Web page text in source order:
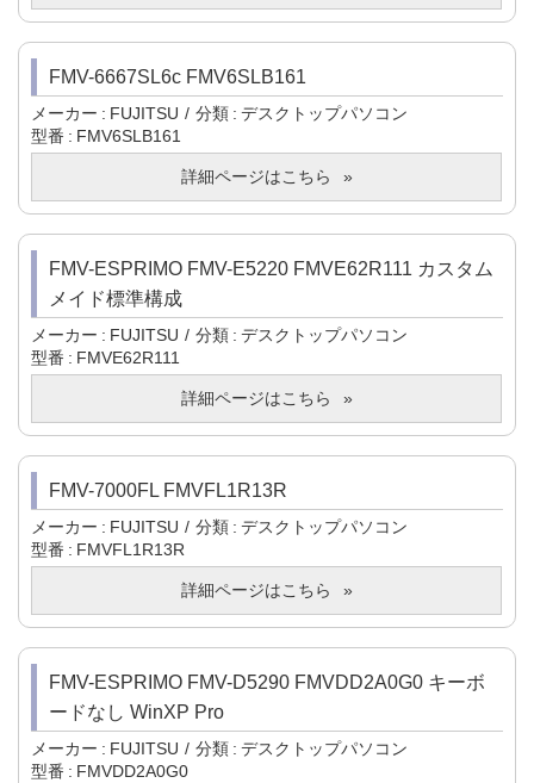
FMV-6667SL6c FMV6SLB161
メーカー FUJITSU 分類
デスクトップパソコン
型番
FMV6SLB161
詳細ページはこちら
FMV-ESPRIMO FMV-E5220 FMVE62R111 カスタム
メイド標準構成
メーカー FUJITSU 分類
デスクトップパソコン
型番
FMVE62R111
詳細ページはこちら
FMV-7000FL FMVFL1R13R
メーカー FUJITSU 分類
デスクトップパソコン
型番
FMVFL1R13R
詳細ページはこちら
FMV-ESPRIMO FMV-D5290 FMVDD2A0G0 キーボ
ードなし WinXP Pro
メーカー FUJITSU 分類
デスクトップパソコン
型番
FMVDD2A0G0